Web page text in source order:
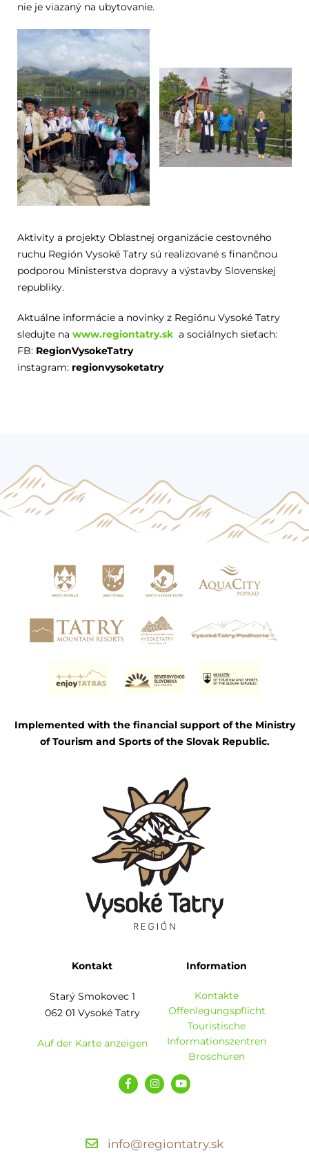
nie je viazaný na ubytovanie.
Aktivity a projekty Oblastnej organizácie cestovného
ruchu Región Vysoké Tatry sú realizované s finančnou
podporou Ministerstva dopravy a výstavby Slovenskej
republiky.
Aktuálne informácie a novinky z Regiónu Vysoké Tatry
sledujte na www.regiontatry.ska sociálnych sieťach:
FB: RegionVysokeTatry
instagram:regionvysoketatry
Implemented with the financial support of the Ministry
of Tourism and Sports of the Slovak Republic.
Kontakt
Starý Smokovec 1
062 01 Vysoké Tatry
Auf der Karte anzeigen
Information
Kontakte
Offenlegungspflicht
Touristische
Informationszentren
Broschüren
info@regiontatry.sk